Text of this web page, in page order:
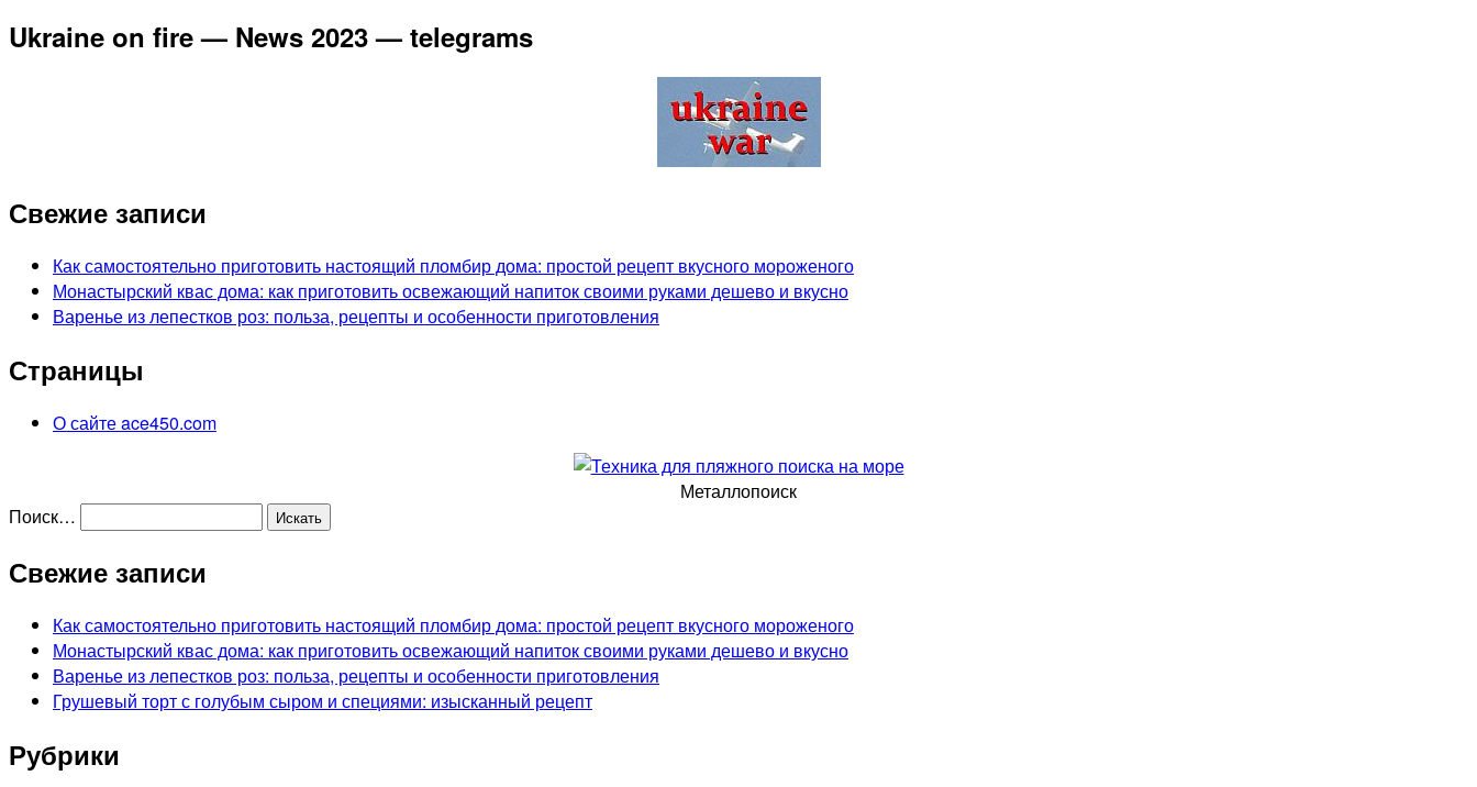
Ukraine on fire — News 2023 — telegrams
Свежие записи
Как самостоятельно приготовить настоящий пломбир дома: простой рецепт вкусного мороженого
Монастырский квас дома: как приготовить освежающий напиток своими руками дешево и вкусно
Варенье из лепестков роз: польза, рецепты и особенности приготовления
Страницы
О сайте ace450.com
Металлопоиск
Поиск…
Свежие записи
Как самостоятельно приготовить настоящий пломбир дома: простой рецепт вкусного мороженого
Монастырский квас дома: как приготовить освежающий напиток своими руками дешево и вкусно
Варенье из лепестков роз: польза, рецепты и особенности приготовления
Грушевый торт с голубым сыром и специями: изысканный рецепт
Рубрики